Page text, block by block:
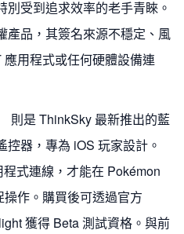
受到追求效率的老手青睞。
產品，其簽名來源不穩定、風
用程式或任何硬體設備連
則是 ThinkSky 最新推出的藍
器，專為 iOS 玩家設計。
式連線，才能在 Pokémon
作。購買後可透過官方
獲得 Beta 測試資格。與前